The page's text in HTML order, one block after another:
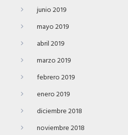
junio 2019
mayo 2019
abril 2019
marzo 2019
febrero 2019
enero 2019
diciembre 2018
noviembre 2018